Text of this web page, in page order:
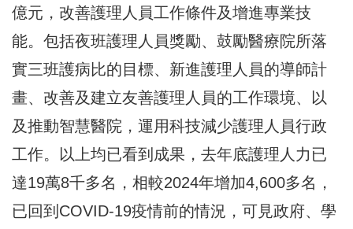
億元，改善護理人員工作條件及增進專業技
能。包括夜班護理人員獎勵、鼓勵醫療院所落
實三班護病比的目標、新進護理人員的導師計
畫、改善及建立友善護理人員的工作環境、以
及推動智慧醫院，運用科技減少護理人員行政
工作。以上均已看到成果，去年底護理人力已
達19萬8千多名，相較2024年增加4,600多名，
已回到COVID-19疫情前的情況，可見政府、學